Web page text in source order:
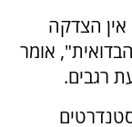
הצדקה
אומר
רגבים.